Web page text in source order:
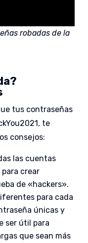
robadas de la
tus contraseñas
te
consejos:
las cuentas
crear
de «hackers».
para cada
únicas y
ser útil para
que sean más